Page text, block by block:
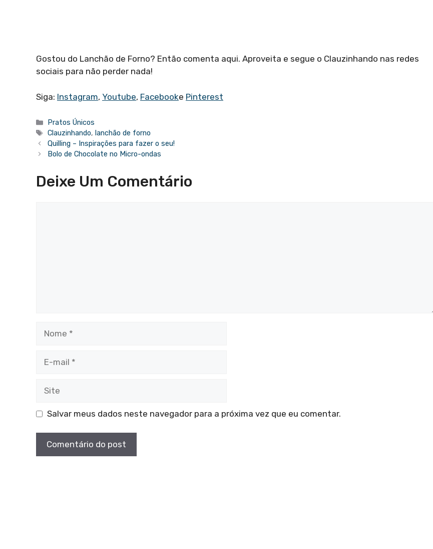
Gostou do Lanchão de Forno? Então comenta aqui. Aproveita e segue o Clauzinhando nas redes
sociais para não perder nada!
Siga: Instagram, Youtube, Facebooke Pinterest
Categorias
Pratos Únicos
Tags
Clauzinhando, lanchão de forno
Quilling – Inspirações para fazer o seu!
Bolo de Chocolate no Micro-ondas
Deixe Um Comentário
mail
Salvar meus dados neste navegador para a próxima vez que eu comentar.